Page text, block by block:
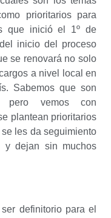
prioritarios para
que inició el 1º de
inicio del proceso
se renovará no solo
a nivel local en
Sabemos que son
pero vemos con
plantean prioritarios
les da seguimiento
y dejan sin muchos
definitorio para el